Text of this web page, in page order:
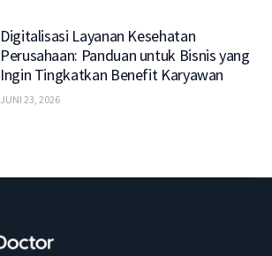
Digitalisasi Layanan Kesehatan
Perusahaan: Panduan untuk Bisnis yang
Ingin Tingkatkan Benefit Karyawan
JUNI 23, 2026